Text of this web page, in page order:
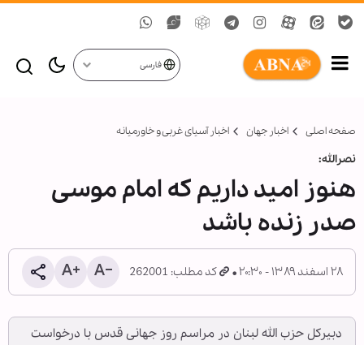
فارسی
صفحه اصلی اخبار جهان اخبار آسیای غربی و خاورمیانه
نصرالله:
هنوز امید داریم که امام موسی
صدر زنده باشد
۲۸ اسفند ۱۳۸۹ - ۲۰:۳۰ کد مطلب: 262001
دبیرکل حزب الله لبنان در مراسم روز جهانی قدس با درخواست